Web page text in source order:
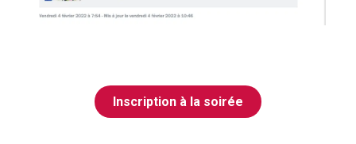
Inscription à la soirée